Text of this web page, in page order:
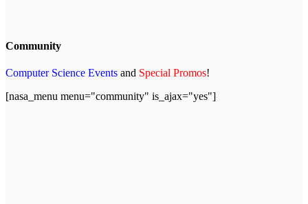
Community
Computer Science Events and Special Promos!
[nasa_menu menu="community" is_ajax="yes"]